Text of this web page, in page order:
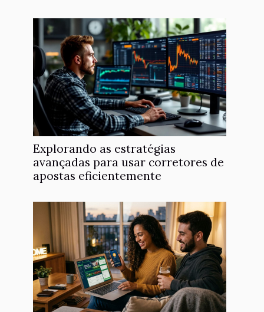
Explorando as estratégias
avançadas para usar corretores de
apostas eficientemente